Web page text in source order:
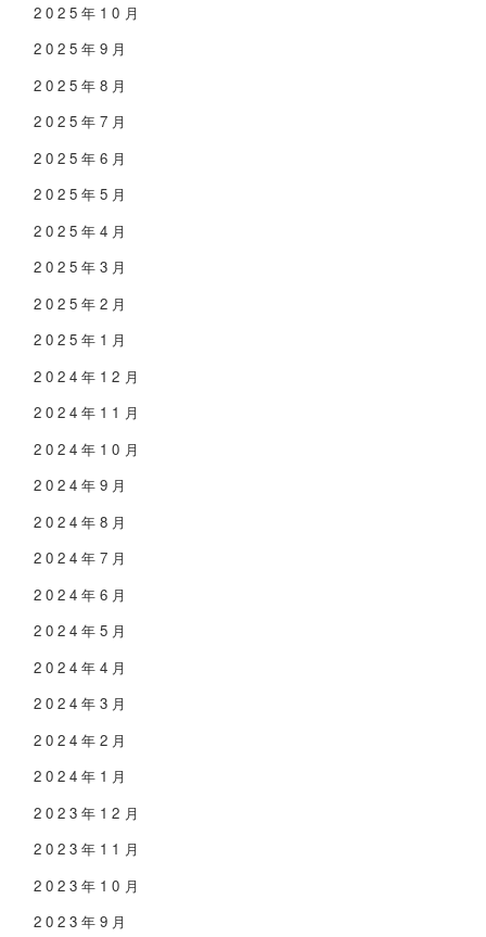
2025年10月
2025年9月
2025年8月
2025年7月
2025年6月
2025年5月
2025年4月
2025年3月
2025年2月
2025年1月
2024年12月
2024年11月
2024年10月
2024年9月
2024年8月
2024年7月
2024年6月
2024年5月
2024年4月
2024年3月
2024年2月
2024年1月
2023年12月
2023年11月
2023年10月
2023年9月